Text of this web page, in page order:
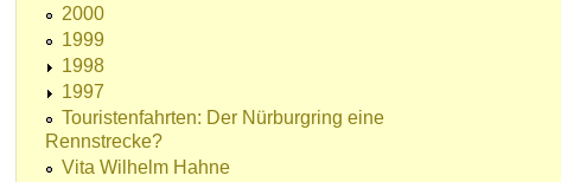
2000
1999
1998
1997
Touristenfahrten: Der Nürburgring eine
Rennstrecke?
Vita Wilhelm Hahne